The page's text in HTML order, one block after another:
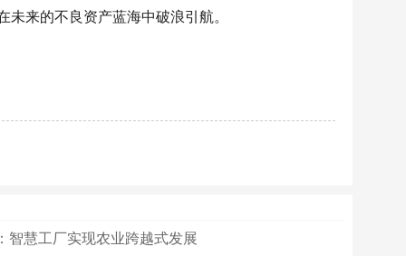
来的不良资产蓝海中破浪引航。
智慧工厂实现农业跨越式发展